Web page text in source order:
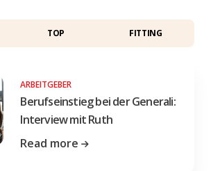
TOP FITTING
ARBEITGEBER
Berufseinstieg bei der Generali:
Interview mit Ruth
Read more